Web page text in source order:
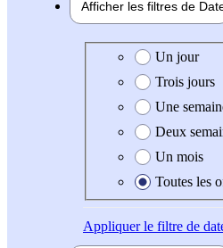
Afficher les filtres de
Date de création de
Un jour
Trois jours
Une
Deux
Un mois
Toutes les
Appliquerle filtre de